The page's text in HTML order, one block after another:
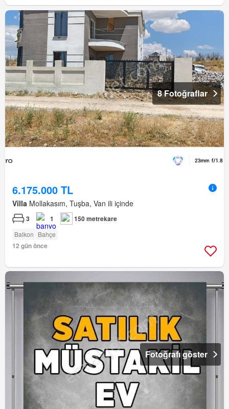
8 Fotoğraflar
6.175.000 TL
Villa Mollakasım, Tuşba, Van ili içinde
3 1 150 metrekare
Balkon Bahçe
12 gün önce
Fotoğrafı göster